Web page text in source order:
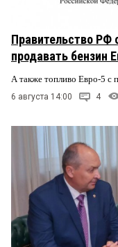
Правительство РФ
продавать бензин
А также топливо Евро-5
6 августа 14:00 4